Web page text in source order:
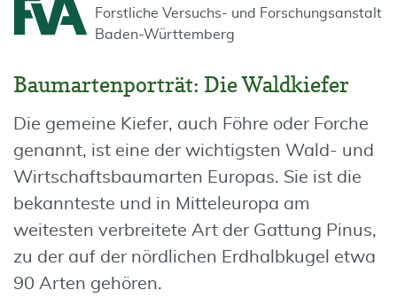
Forstliche Versuchs- und Forschungsanstalt
Baden-Württemberg
Baumartenporträt: Die Waldkiefer
Die gemeine Kiefer, auch Föhre oder Forche
genannt, ist eine der wichtigsten Wald- und
Wirtschaftsbaumarten Europas. Sie ist die
bekannteste und in Mitteleuropa am
weitesten verbreitete Art der Gattung Pinus,
zu der auf der nördlichen Erdhalbkugel etwa
90 Arten gehören.